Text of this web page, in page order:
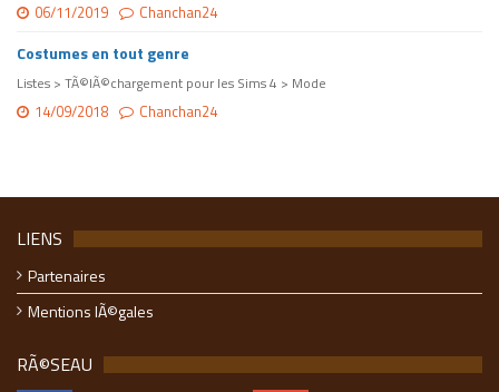
06/11/2019 Chanchan24
Costumes en tout genre
Listes > TÃ©lÃ©chargement pour les Sims 4 > Mode
14/09/2018 Chanchan24
LIENS
Partenaires
Mentions lÃ©gales
RÃ©SEAU